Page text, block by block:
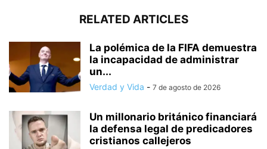
RELATED ARTICLES
La polémica de la FIFA demuestra
la incapacidad de administrar
un...
Verdad y Vida - 7 de agosto de 2026
Un millonario británico financiará
la defensa legal de predicadores
cristianos callejeros